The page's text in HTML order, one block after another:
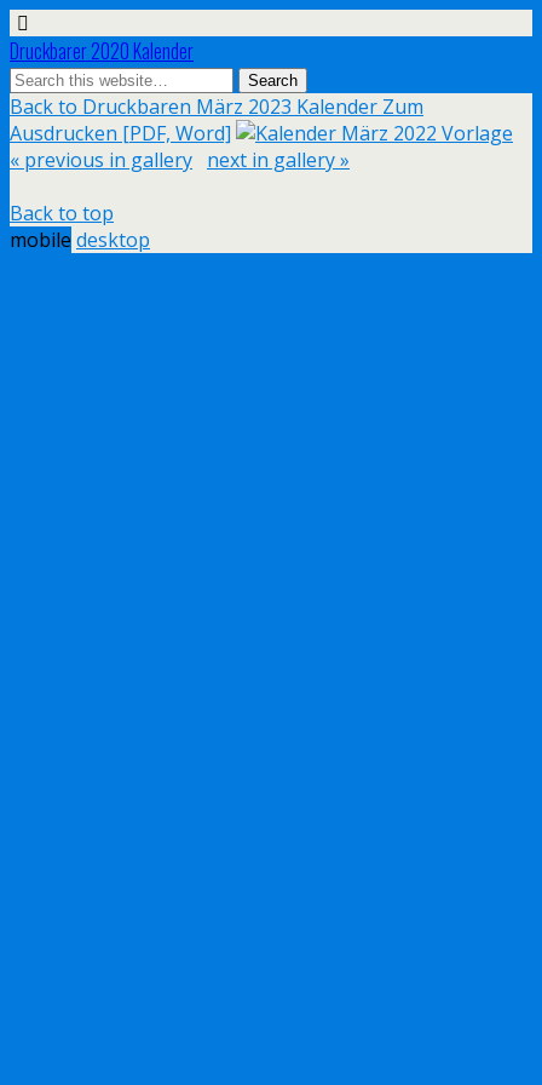
Druckbarer 2020 Kalender
Back to Druckbaren März 2023 Kalender Zum
Ausdrucken [PDF, Word]
« previous in gallery next in gallery »
Back to top
mobile desktop